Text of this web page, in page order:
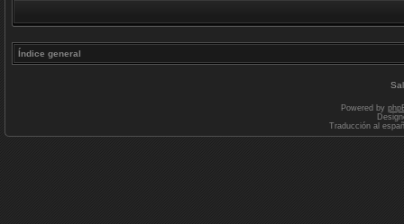
Índice general
Powered by
Traducción al